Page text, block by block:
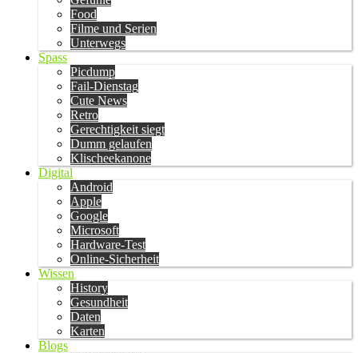
Food
Filme und Serien
Unterwegs
Spass
Picdump
Fail-Dienstag
Cute News
Retro
Gerechtigkeit siegt
Dumm gelaufen
Klischeekanone
Digital
Android
Apple
Google
Microsoft
Hardware-Test
Online-Sicherheit
Wissen
History
Gesundheit
Daten
Karten
Blogs